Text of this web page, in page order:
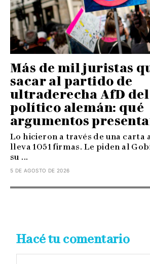
Más de mil juristas
sacar al partido de
ultraderecha AfD del
político alemán: qué
argumentos
Lo hicieron a través de una carta
lleva 1051 firmas. Le piden al
su ...
5 DE AGOSTO DE 2026
Hacé tu comentario